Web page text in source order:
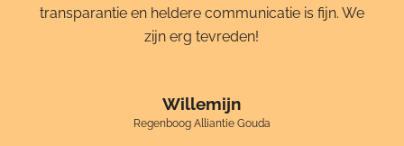
transparantie en heldere communicatie is fijn. We
zijn erg tevreden!
Willemijn
Regenboog Alliantie Gouda